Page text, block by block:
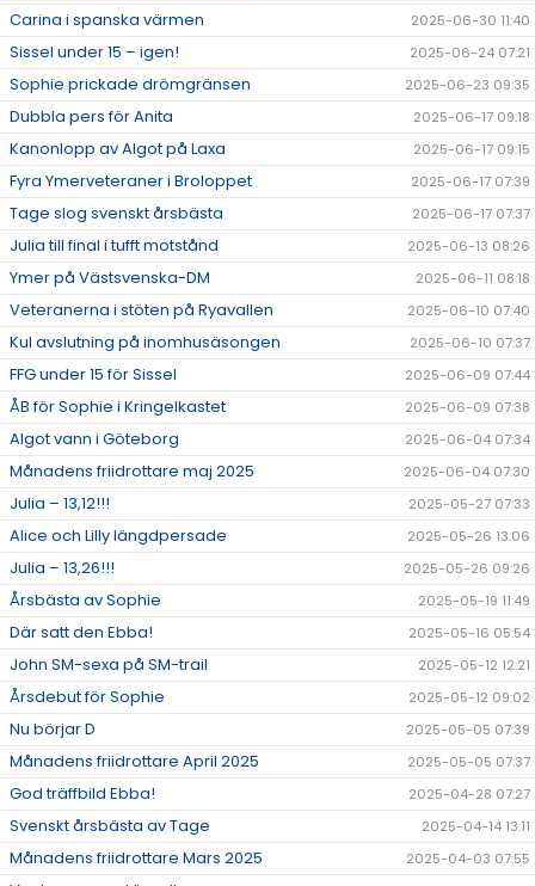
Carina i spanska värmen 2025-06-30 11:40
Sissel under 15 – igen! 2025-06-24 07:21
Sophie prickade drömgränsen 2025-06-23 09:35
Dubbla pers för Anita 2025-06-17 09:18
Kanonlopp av Algot på Laxa 2025-06-17 09:15
Fyra Ymerveteraner i Broloppet 2025-06-17 07:39
Tage slog svenskt årsbästa 2025-06-17 07:37
Julia till final i tufft motstånd 2025-06-13 08:26
Ymer på Västsvenska-DM 2025-06-11 08:18
Veteranerna i stöten på Ryavallen 2025-06-10 07:40
Kul avslutning på inomhusäsongen 2025-06-10 07:37
FFG under 15 för Sissel 2025-06-09 07:44
ÅB för Sophie i Kringelkastet 2025-06-09 07:38
Algot vann i Göteborg 2025-06-04 07:34
Månadens friidrottare maj 2025 2025-06-04 07:30
Julia – 13,12!!! 2025-05-27 07:33
Alice och Lilly längdpersade 2025-05-26 13:06
Julia – 13,26!!! 2025-05-26 09:26
Årsbästa av Sophie 2025-05-19 11:49
Där satt den Ebba! 2025-05-16 05:54
John SM-sexa på SM-trail 2025-05-12 12:21
Årsdebut för Sophie 2025-05-12 09:02
Nu börjar D 2025-05-05 07:39
Månadens friidrottare April 2025 2025-05-05 07:37
God träffbild Ebba! 2025-04-28 07:27
Svenskt årsbästa av Tage 2025-04-14 13:11
Månadens friidrottare Mars 2025 2025-04-03 07:55